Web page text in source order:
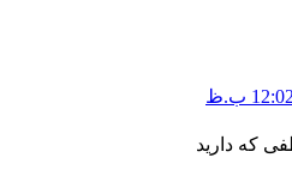
که دارید